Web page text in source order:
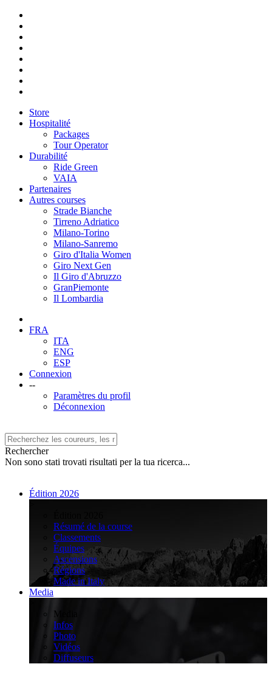
Store
Hospitalité
Packages
Tour Operator
Durabilité
Ride Green
VAIA
Partenaires
Autres courses
Strade Bianche
Tirreno Adriatico
Milano-Torino
Milano-Sanremo
Giro d'Italia Women
Giro Next Gen
Il Giro d'Abruzzo
GranPiemonte
Il Lombardia
FRA
ITA
ENG
ESP
Connexion
--
Paramètres du profil
Déconnexion
Rechercher
Non sono stati trovati risultati per la tua ricerca...
Édition 2026
Résumé de la course
Classements
Équipes
Ascensions
Régions
Made in Italy
Media
Media
Infos
Photo
Vidéos
Diffuseurs